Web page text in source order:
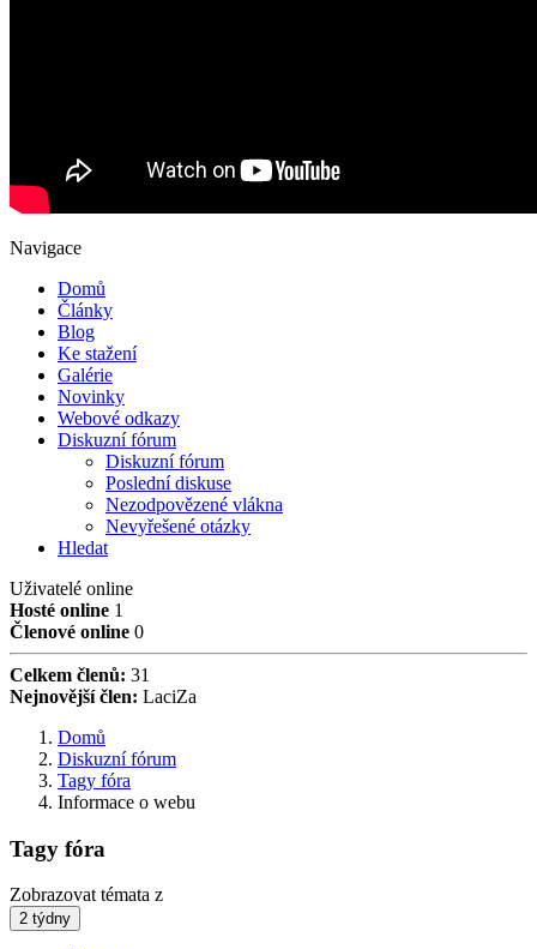
Navigace
Domů
Články
Blog
Ke stažení
Galérie
Novinky
Webové odkazy
Diskuzní fórum
Diskuzní fórum
Poslední diskuse
Nezodpovězené vlákna
Nevyřešené otázky
Hledat
Uživatelé online
Hosté online 1
Členové online 0
Celkem členů: 31
Nejnovější člen: LaciZa
Domů
Diskuzní fórum
Tagy fóra
Informace o webu
Tagy fóra
Zobrazovat témata z
2 týdny